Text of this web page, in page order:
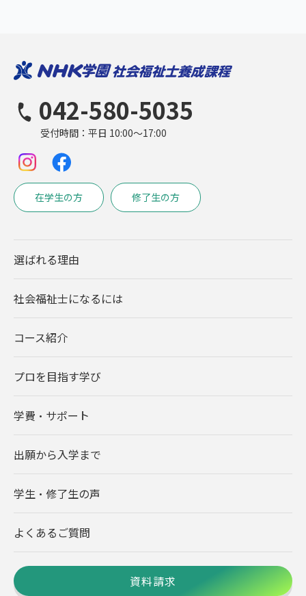
042-580-5035
受付時間：平日 10:00〜17:00
在学生の方 修了生の方
選ばれる理由
社会福祉士になるには
コース紹介
プロを目指す学び
学費・サポート
出願から入学まで
学生・修了生の声
よくあるご質問
資料請求